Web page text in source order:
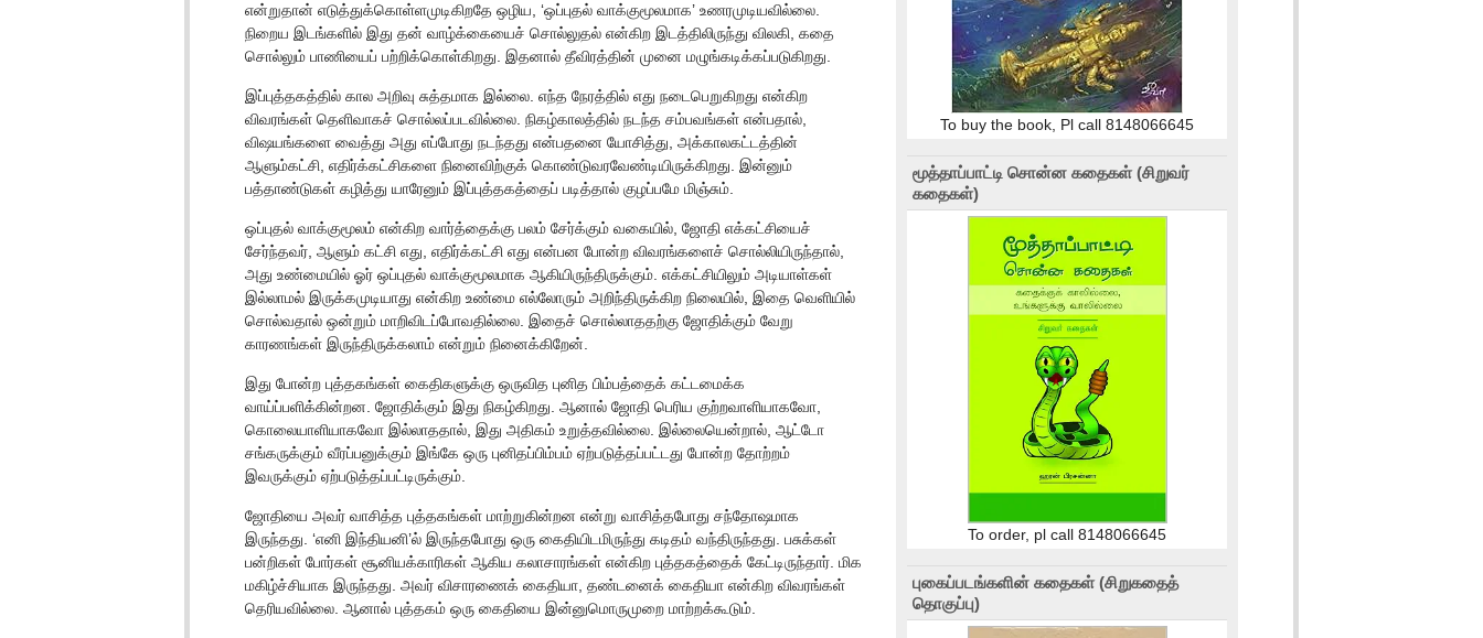
என்றுதான் எடுத்துக்கொள்ளமுடிகிறதே ஒழிய, ‘ஒப்புதல் வாக்குமூலமாக’ உணரமுடியவில்லை.
நிறைய இடங்களில் இது தன் வாழ்க்கையைச் சொல்லுதல் என்கிற இடத்திலிருந்து விலகி, கதை
சொல்லும் பாணியைப் பற்றிக்கொள்கிறது. இதனால் தீவிரத்தின் முனை மழுங்கடிக்கப்படுகிறது.
இப்புத்தகத்தில் கால அறிவு சுத்தமாக இல்லை. எந்த நேரத்தில் எது நடைபெறுகிறது என்கிற
விவரங்கள் தெளிவாகச் சொல்லப்படவில்லை. நிகழ்காலத்தில் நடந்த சம்பவங்கள் என்பதால்,
விஷயங்களை வைத்து அது எப்போது நடந்தது என்பதனை யோசித்து, அக்காலகட்டத்தின்
ஆளும்கட்சி, எதிர்க்கட்சிகளை நினைவிற்குக் கொண்டுவரவேண்டியிருக்கிறது. இன்னும்
பத்தாண்டுகள் கழித்து யாரேனும் இப்புத்தகத்தைப் படித்தால் குழப்பமே மிஞ்சும்.
ஒப்புதல் வாக்குமூலம் என்கிற வார்த்தைக்கு பலம் சேர்க்கும் வகையில், ஜோதி எக்கட்சியைச்
சேர்ந்தவர், ஆளும் கட்சி எது, எதிர்க்கட்சி எது என்பன போன்ற விவரங்களைச் சொல்லியிருந்தால்,
அது உண்மையில் ஓர் ஒப்புதல் வாக்குமூலமாக ஆகியிருந்திருக்கும். எக்கட்சியிலும் அடியாள்கள்
இல்லாமல் இருக்கமுடியாது என்கிற உண்மை எல்லோரும் அறிந்திருக்கிற நிலையில், இதை வெளியில்
சொல்வதால் ஒன்றும் மாறிவிடப்போவதில்லை. இதைச் சொல்லாததற்கு ஜோதிக்கும் வேறு
காரணங்கள் இருந்திருக்கலாம் என்றும் நினைக்கிறேன்.
இது போன்ற புத்தகங்கள் கைதிகளுக்கு ஒருவித புனித பிம்பத்தைக் கட்டமைக்க
வாய்ப்பளிக்கின்றன. ஜோதிக்கும் இது நிகழ்கிறது. ஆனால் ஜோதி பெரிய குற்றவாளியாகவோ,
கொலையாளியாகவோ இல்லாததால், இது அதிகம் உறுத்தவில்லை. இல்லையென்றால், ஆட்டோ
சங்கருக்கும் வீரப்பனுக்கும் இங்கே ஒரு புனிதப்பிம்பம் ஏற்படுத்தப்பட்டது போன்ற தோற்றம்
இவருக்கும் ஏற்படுத்தப்பட்டிருக்கும்.
ஜோதியை அவர் வாசித்த புத்தகங்கள் மாற்றுகின்றன என்று வாசித்தபோது சந்தோஷமாக
இருந்தது. ‘எனி இந்தியனி’ல் இருந்தபோது ஒரு கைதியிடமிருந்து கடிதம் வந்திருந்தது. பசுக்கள்
பன்றிகள் போர்கள் சூனியக்காரிகள் ஆகிய கலாசாரங்கள் என்கிற புத்தகத்தைக் கேட்டிருந்தார். மிக
மகிழ்ச்சியாக இருந்தது. அவர் விசாரணைக் கைதியா, தண்டனைக் கைதியா என்கிற விவரங்கள்
தெரியவில்லை. ஆனால் புத்தகம் ஒரு கைதியை இன்னுமொருமுறை மாற்றக்கூடும்.
To buy the book, Pl call 8148066645
மூத்தாப்பாட்டி சொன்ன கதைகள் (சிறுவர்
கதைகள்)
To order, pl call 8148066645
புகைப்படங்களின் கதைகள் (சிறுகதைத்
தொகுப்பு)